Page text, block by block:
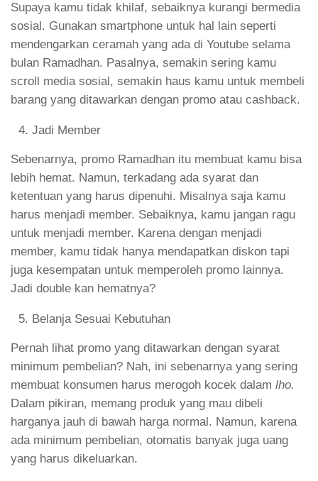
Supaya kamu tidak khilaf, sebaiknya kurangi bermedia
sosial. Gunakan smartphone untuk hal lain seperti
mendengarkan ceramah yang ada di Youtube selama
bulan Ramadhan. Pasalnya, semakin sering kamu
scroll media sosial, semakin haus kamu untuk membeli
barang yang ditawarkan dengan promo atau cashback.
Jadi Member
Sebenarnya, promo Ramadhan itu membuat kamu bisa
lebih hemat. Namun, terkadang ada syarat dan
ketentuan yang harus dipenuhi. Misalnya saja kamu
harus menjadi member. Sebaiknya, kamu jangan ragu
untuk menjadi member. Karena dengan menjadi
member, kamu tidak hanya mendapatkan diskon tapi
juga kesempatan untuk memperoleh promo lainnya.
Jadi double kan hematnya?
Belanja Sesuai Kebutuhan
Pernah lihat promo yang ditawarkan dengan syarat
minimum pembelian? Nah, ini sebenarnya yang sering
membuat konsumen harus merogoh kocek dalam lho.
Dalam pikiran, memang produk yang mau dibeli
harganya jauh di bawah harga normal. Namun, karena
ada minimum pembelian, otomatis banyak juga uang
yang harus dikeluarkan.